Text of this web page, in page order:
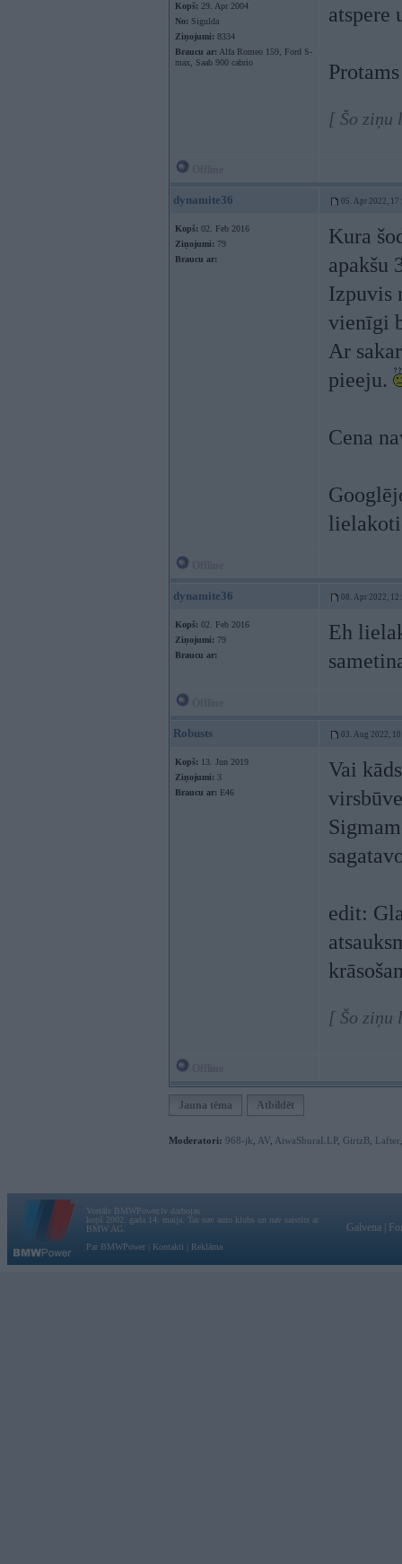
Kopš: 29. Apr 2004
No: Sigulda
Ziņojumi: 8334
Braucu ar: Alfa Romeo 159, Ford S-
max, Saab 900 cabrio
atspere
[ Šo ziņu
dynamite36 05. Apr 2022,
Kopš: 02. Feb 2016
Ziņojumi: 79
Braucu ar:
Kura
apakšu
Izpuvis
vienīgi
Ar
pieeju.
Cena
dynamite36 08. Apr 2022,
Kopš: 02. Feb 2016
Ziņojumi: 79
Braucu ar:
Eh
Robusts 03. Aug 2022,
Kopš: 13. Jun 2019
Ziņojumi: 3
Braucu ar: E46
Vai
edit:
[ Šo ziņu
Jauna tēma Atbildēt
Moderatori: 968-jk AV AiwaShuraLLP, GirtzB Lafter
Vortāls BMWPower.lv darbojas
kopš 2002. gada 14. maija. Tas nav auto klubs un nav saistīts ar
BMW AG.
Par BMWPower
Kontakti Reklāma
Galvena